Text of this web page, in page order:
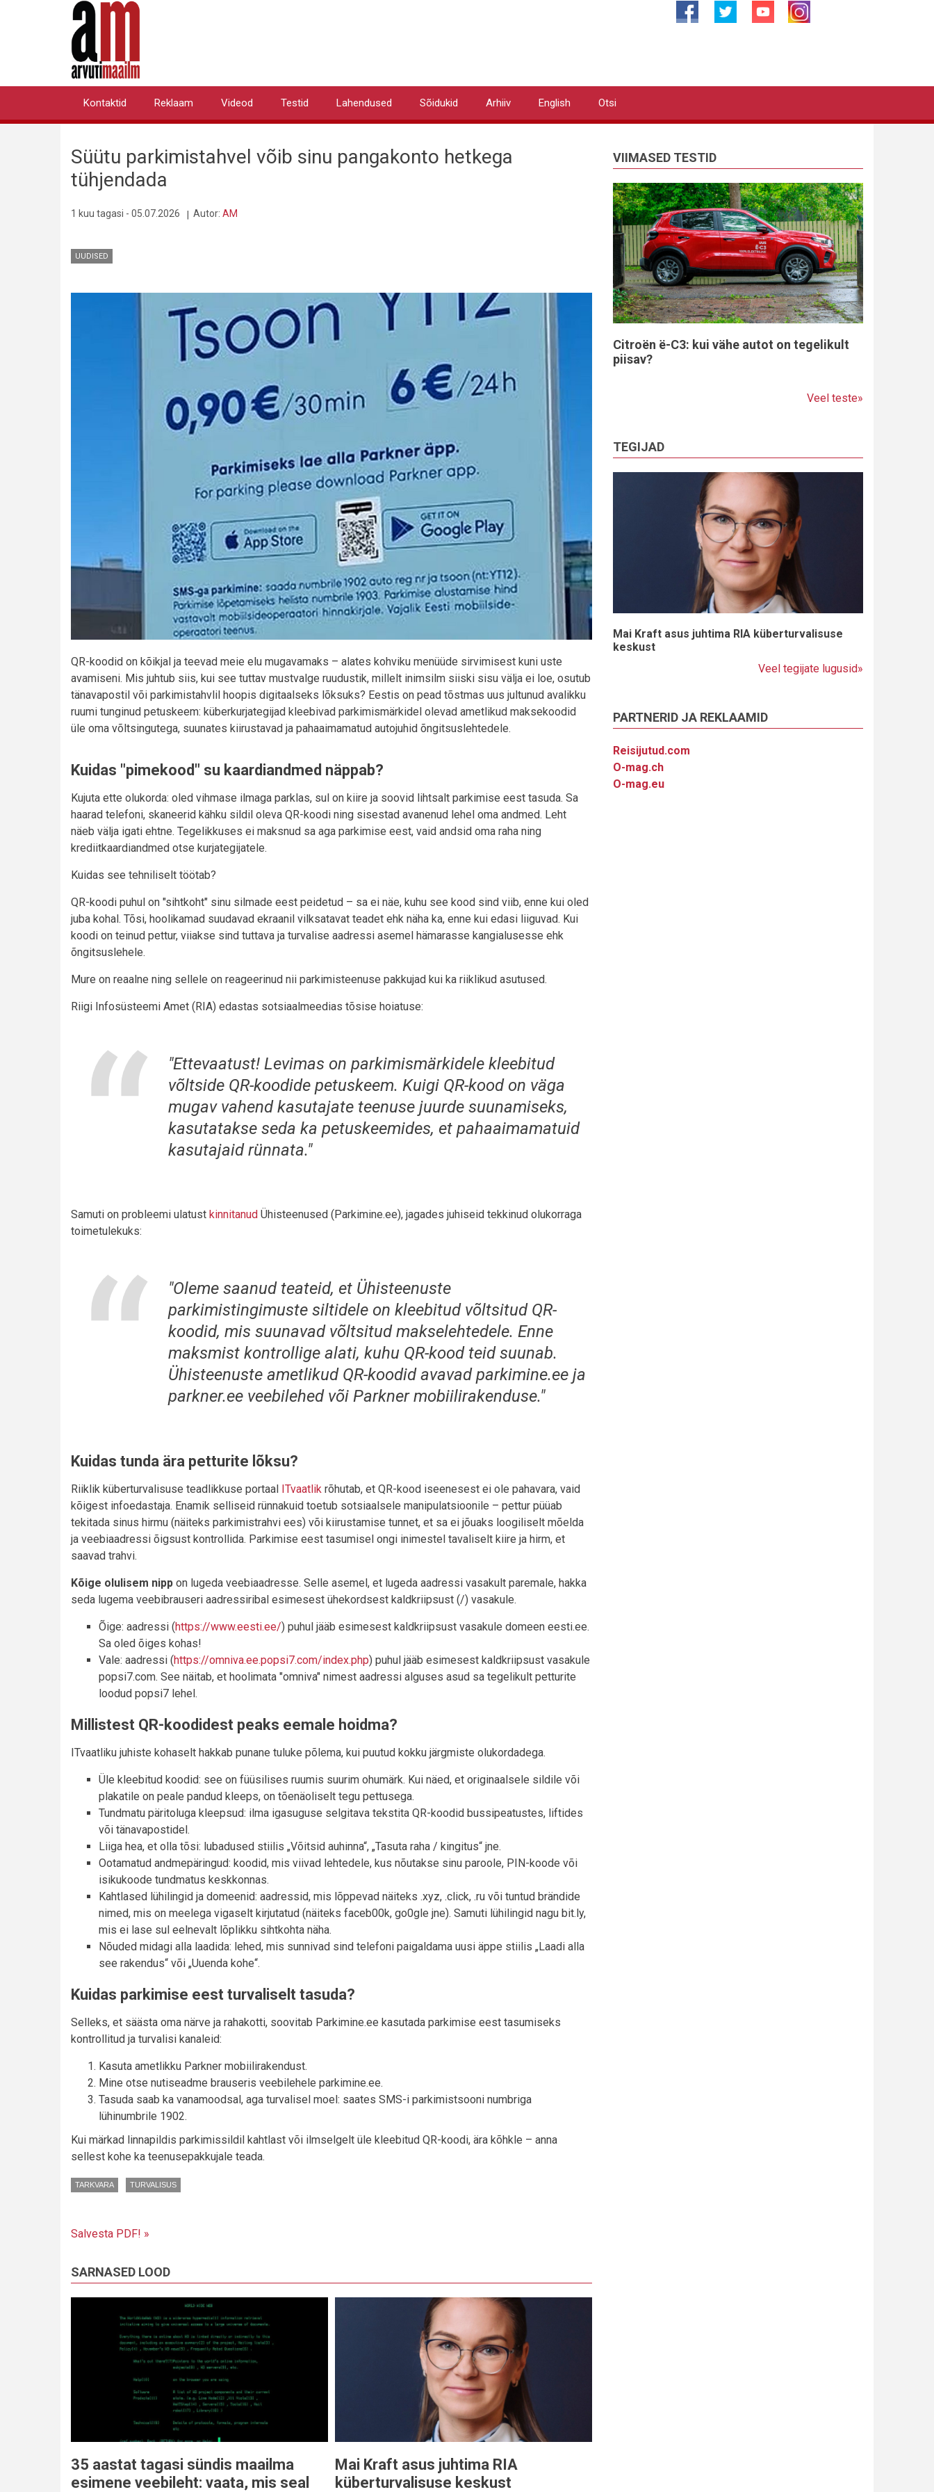
Primary
Kontaktid Reklaam Videod Testid Lahendused Sõidukid Arhiiv English Otsi
Süütu parkimistahvel võib sinu pangakonto hetkega
tühjendada
1 kuu tagasi - 05.07.2026 Autor: AM
UUDISED
QR-koodid on kõikjal ja teevad meie elu mugavamaks – alates kohviku menüüde sirvimisest kuni uste
avamiseni. Mis juhtub siis, kui see tuttav mustvalge ruudustik, millelt inimsilm siiski sisu välja ei loe, osutub
tänavapostil või parkimistahvlil hoopis digitaalseks lõksuks? Eestis on pead tõstmas uus jultunud avalikku
ruumi tunginud petuskeem: küberkurjategijad kleebivad parkimismärkidel olevad ametlikud maksekoodid
üle oma võltsingutega, suunates kiirustavad ja pahaaimamatud autojuhid õngitsuslehtedele.
Kuidas "pimekood" su kaardiandmed näppab?
Kujuta ette olukorda: oled vihmase ilmaga parklas, sul on kiire ja soovid lihtsalt parkimise eest tasuda. Sa
haarad telefoni, skaneerid kähku sildil oleva QR-koodi ning sisestad avanenud lehel oma andmed. Leht
näeb välja igati ehtne. Tegelikkuses ei maksnud sa aga parkimise eest, vaid andsid oma raha ning
krediitkaardiandmed otse kurjategijatele.
Kuidas see tehniliselt töötab?
QR-koodi puhul on "sihtkoht" sinu silmade eest peidetud – sa ei näe, kuhu see kood sind viib, enne kui oled
juba kohal. Tõsi, hoolikamad suudavad ekraanil vilksatavat teadet ehk näha ka, enne kui edasi liiguvad. Kui
koodi on teinud pettur, viiakse sind tuttava ja turvalise aadressi asemel hämarasse kangialusesse ehk
õngitsuslehele.
Mure on reaalne ning sellele on reageerinud nii parkimisteenuse pakkujad kui ka riiklikud asutused.
Riigi Infosüsteemi Amet (RIA) edastas sotsiaalmeedias tõsise hoiatuse:
"Ettevaatust! Levimas on parkimismärkidele kleebitud
võltside QR-koodide petuskeem. Kuigi QR-kood on väga
mugav vahend kasutajate teenuse juurde suunamiseks,
kasutatakse seda ka petuskeemides, et pahaaimamatuid
kasutajaid rünnata."
Samuti on probleemi ulatust kinnitanud Ühisteenused (Parkimine.ee), jagades juhiseid tekkinud olukorraga
toimetulekuks:
"Oleme saanud teateid, et Ühisteenuste
parkimistingimuste siltidele on kleebitud võltsitud QR-
koodid, mis suunavad võltsitud makselehtedele. Enne
maksmist kontrollige alati, kuhu QR-kood teid suunab.
Ühisteenuste ametlikud QR-koodid avavad parkimine.ee ja
parkner.ee veebilehed või Parkner mobiilirakenduse."
Kuidas tunda ära petturite lõksu?
Riiklik küberturvalisuse teadlikkuse portaal ITvaatlik rõhutab, et QR-kood iseenesest ei ole pahavara, vaid
kõigest infoedastaja. Enamik selliseid rünnakuid toetub sotsiaalsele manipulatsioonile – pettur püüab
tekitada sinus hirmu (näiteks parkimistrahvi ees) või kiirustamise tunnet, et sa ei jõuaks loogiliselt mõelda
ja veebiaadressi õigsust kontrollida. Parkimise eest tasumisel ongi inimestel tavaliselt kiire ja hirm, et
saavad trahvi.
Kõige olulisem nipp on lugeda veebiaadresse. Selle asemel, et lugeda aadressi vasakult paremale, hakka
seda lugema veebibrauseri aadressiribal esimesest ühekordsest kaldkriipsust (/) vasakule.
Õige: aadressi (https://www.eesti.ee/) puhul jääb esimesest kaldkriipsust vasakule domeen eesti.ee.
Sa oled õiges kohas!
Vale: aadressi (https://omniva.ee.popsi7.com/index.php) puhul jääb esimesest kaldkriipsust vasakule
popsi7.com. See näitab, et hoolimata "omniva" nimest aadressi alguses asud sa tegelikult petturite
loodud popsi7 lehel.
Millistest QR-koodidest peaks eemale hoidma?
ITvaatliku juhiste kohaselt hakkab punane tuluke põlema, kui puutud kokku järgmiste olukordadega.
Üle kleebitud koodid: see on füüsilises ruumis suurim ohumärk. Kui näed, et originaalsele sildile või
plakatile on peale pandud kleeps, on tõenäoliselt tegu pettusega.
Tundmatu päritoluga kleepsud: ilma igasuguse selgitava tekstita QR-koodid bussipeatustes, liftides
või tänavapostidel.
Liiga hea, et olla tõsi: lubadused stiilis „Võitsid auhinna“, „Tasuta raha / kingitus“ jne.
Ootamatud andmepäringud: koodid, mis viivad lehtedele, kus nõutakse sinu paroole, PIN-koode või
isikukoode tundmatus keskkonnas.
Kahtlased lühilingid ja domeenid: aadressid, mis lõppevad näiteks .xyz, .click, .ru või tuntud brändide
nimed, mis on meelega vigaselt kirjutatud (näiteks faceb00k, go0gle jne). Samuti lühilingid nagu bit.ly,
mis ei lase sul eelnevalt lõplikku sihtkohta näha.
Nõuded midagi alla laadida: lehed, mis sunnivad sind telefoni paigaldama uusi äppe stiilis „Laadi alla
see rakendus“ või „Uuenda kohe“.
Kuidas parkimise eest turvaliselt tasuda?
Selleks, et säästa oma närve ja rahakotti, soovitab Parkimine.ee kasutada parkimise eest tasumiseks
kontrollitud ja turvalisi kanaleid:
Kasuta ametlikku Parkner mobiilirakendust.
Mine otse nutiseadme brauseris veebilehele parkimine.ee.
Tasuda saab ka vanamoodsal, aga turvalisel moel: saates SMS-i parkimistsooni numbriga
lühinumbrile 1902.
Kui märkad linnapildis parkimissildil kahtlast või ilmselgelt üle kleebitud QR-koodi, ära kõhkle – anna
sellest kohe ka teenusepakkujale teada.
TARKVARA TURVALISUS
Salvesta PDF! »
SARNASED LOOD
35 aastat tagasi sündis maailma
esimene veebileht: vaata, mis seal
Mai Kraft asus juhtima RIA
küberturvalisuse keskust
VIIMASED TESTID
Citroën ë-C3: kui vähe autot on tegelikult
piisav?
Veel teste»
TEGIJAD
Mai Kraft asus juhtima RIA küberturvalisuse
keskust
Veel tegijate lugusid»
PARTNERID JA REKLAAMID
Reisijutud.com
O-mag.ch
O-mag.eu